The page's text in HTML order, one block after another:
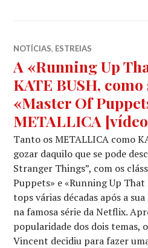
NOTÍCIAS, ESTREIAS
A «Running Up
KATE BUSH, como
«Master Of
METALLICA
Tanto os METALLICA como
gozar daquilo que se pode
Stranger Things”, com os
Puppets» e «Running Up
tops várias décadas após a
na famosa série da Netflix.
popularidade dos dois temas,
Vincent decidiu para fazer